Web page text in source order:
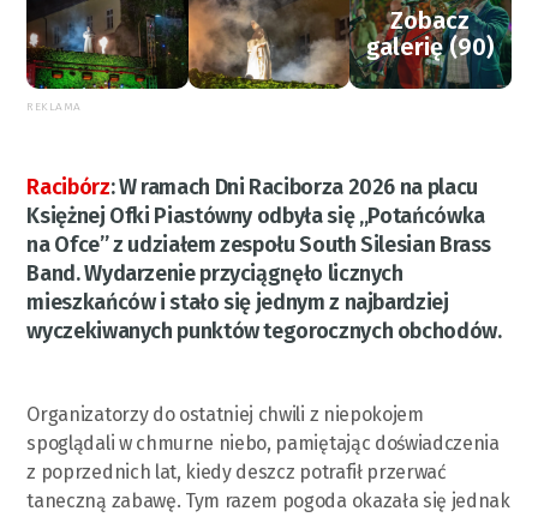
Zobacz
galerię (90)
REKLAMA
Racibórz:W ramach Dni Raciborza 2026 na placu
Księżnej Ofki Piastówny odbyła się „Potańcówka
na Ofce” z udziałem zespołu South Silesian Brass
Band. Wydarzenie przyciągnęło licznych
mieszkańców i stało się jednym z najbardziej
wyczekiwanych punktów tegorocznych obchodów.
Organizatorzy do ostatniej chwili z niepokojem
spoglądali w chmurne niebo, pamiętając doświadczenia
z poprzednich lat, kiedy deszcz potrafił przerwać
taneczną zabawę. Tym razem pogoda okazała się jednak